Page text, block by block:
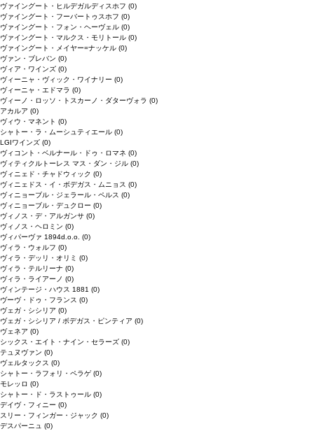
ヴァイングート・ヒルデガルディスホフ (0)
ヴァイングート・フーバートゥスホフ (0)
ヴァイングート・フォン・ヘーヴェル (0)
ヴァイングート・マルクス・モリトール (0)
ヴァイングート・メイヤー=ナッケル (0)
ヴァン・ブレバン (0)
ヴィア・ワインズ (0)
ヴィーニャ・ヴィック・ワイナリー (0)
ヴィーニャ・エドマラ (0)
ヴィーノ・ロッソ・トスカーノ・ダターヴォラ (0)
アカルア (0)
ヴィウ・マネント (0)
シャトー・ラ・ムーシュティエール (0)
LGIワインズ (0)
ヴィコント・ベルナール・ドゥ・ロマネ (0)
ヴィティクルトーレス マス・ダン・ジル (0)
ヴィニェド・チャドウィック (0)
ヴィニェドス・イ・ボデガス・ムニョス (0)
ヴィニョーブル・ジェラール・ペルス (0)
ヴィニョーブル・デュクロー (0)
ヴィノス・デ・アルガンサ (0)
ヴィノス・ヘロミン (0)
ヴィパーヴァ 1894d.o.o. (0)
ヴィラ・ウォルフ (0)
ヴィラ・デッリ・オリミ (0)
ヴィラ・テルリーナ (0)
ヴィラ・ライアーノ (0)
ヴィンテージ・ハウス 1881 (0)
ヴーヴ・ドゥ・フランス (0)
ヴェガ・シシリア (0)
ヴェガ・シシリア / ボデガス・ピンティア (0)
ヴェネア (0)
シックス・エイト・ナイン・セラーズ (0)
テュヌヴァン (0)
ヴェルタックス (0)
シャトー・ラフォリ・ペラゲ (0)
モレッロ (0)
シャトー・ド・ラストゥール (0)
デイヴ・フィニー (0)
スリー・フィンガー・ジャック (0)
デスパーニュ (0)